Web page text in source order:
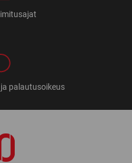
palautusoikeus